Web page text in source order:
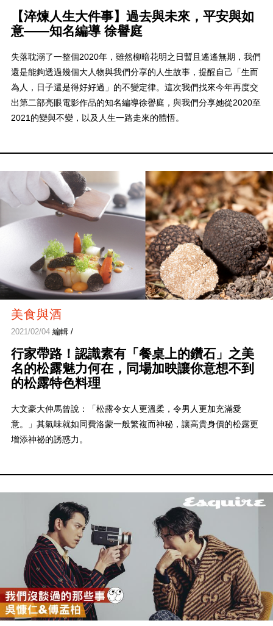
【淬煉人生大件事】過去與未來，平安與如
意——知名編導 徐譽庭
失落耽溺了一整個2020年，雖然柳暗花明之日暫且遙遙無期，我們
還是能夠透過幾個大人物與我們分享的人生故事，提醒自己「生而
為人，日子還是得好好過」的不變定律。這次我們找來今年再度交
出第二部亮眼電影作品的知名編導徐譽庭，與我們分享她從2020至
2021的變與不變，以及人生一路走來的體悟。
美食與酒
2021/02/04編輯 /
行家帶路！認識素有「餐桌上的鑽石」之美
名的松露魅力何在，同場加映讓你意想不到
的松露特色料理
大文豪大仲馬曾說：「松露令女人更溫柔，令男人更加充滿愛
意。」其氣味就如同費洛蒙一般繁複而神秘，讓高貴身價的松露更
增添神祕的誘惑力。